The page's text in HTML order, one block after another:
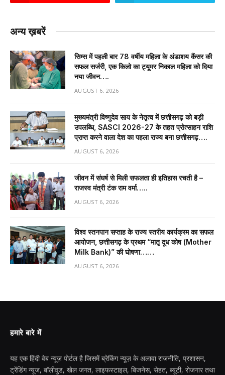
अन्य ख़बरें
सिम्स में पहली बार 78 वर्षीय महिला के अंडाशय कैंसर की
सफल सर्जरी, एक किलो का ट्यूमर निकाल महिला को दिया
नया जीवन….
AUGUST 6, 2026
मुख्यमंत्री विष्णुदेव साय के नेतृत्व में छत्तीसगढ़ को बड़ी
उपलब्धि, SASCI 2026-27 के तहत प्रोत्साहन राशि
प्राप्त करने वाला देश का पहला राज्य बना छत्तीसगढ़….
AUGUST 6, 2026
जीवन में संघर्ष से मिली सफलता ही इतिहास रचती है –
राजस्व मंत्री टंक राम वर्मा…..
AUGUST 6, 2026
विश्व स्तनपान सप्ताह के राज्य स्तरीय कार्यक्रम का सफल
आयोजन, छत्तीसगढ़ के प्रथम “मातृ दूध कोष (Mother
Milk Bank)” की घोषणा……
AUGUST 6, 2026
हमारे बारे में
यह एक हिंदी वेब न्यूज़ पोर्टल है जिसमें ब्रेकिंग न्यूज़ के अलावा राजनीति, प्रशासन,
ट्रेंडिंग न्यूज, बॉलीवुड, खेल जगत, लाइफस्टाइल, बिजनेस, सेहत, ब्यूटी, रोजगार तथा